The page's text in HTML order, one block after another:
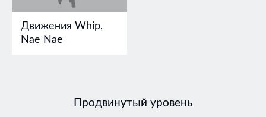
Движения Whip,
Nae Nae
Продвинутый уровень